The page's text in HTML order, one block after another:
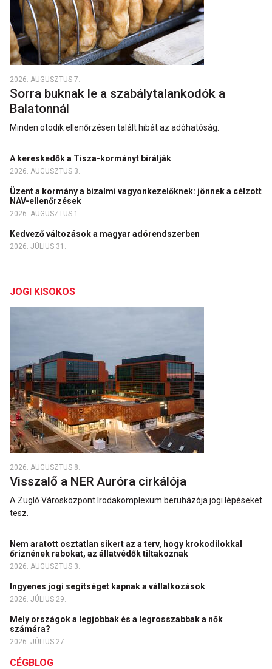
2026. AUGUSZTUS 7.
Sorra buknak le a szabálytalankodók a
Balatonnál
Minden ötödik ellenőrzésen talált hibát az adóhatóság.
A kereskedők a Tisza-kormányt bírálják
2026. AUGUSZTUS 3.
Üzent a kormány a bizalmi vagyonkezelőknek: jönnek a célzott
NAV-ellenőrzések
2026. AUGUSZTUS 1.
Kedvező változások a magyar adórendszerben
2026. JÚLIUS 31.
JOGI KISOKOS
2026. AUGUSZTUS 8.
Visszalő a NER Auróra cirkálója
A Zugló Városközpont Irodakomplexum beruházója jogi lépéseket
tesz.
Nem aratott osztatlan sikert az a terv, hogy krokodilokkal
őriznének rabokat, az állatvédők tiltakoznak
2026. AUGUSZTUS 3.
Ingyenes jogi segítséget kapnak a vállalkozások
2026. JÚLIUS 29.
Mely országok a legjobbak és a legrosszabbak a nők
számára?
2026. JÚLIUS 27.
CÉGBLOG